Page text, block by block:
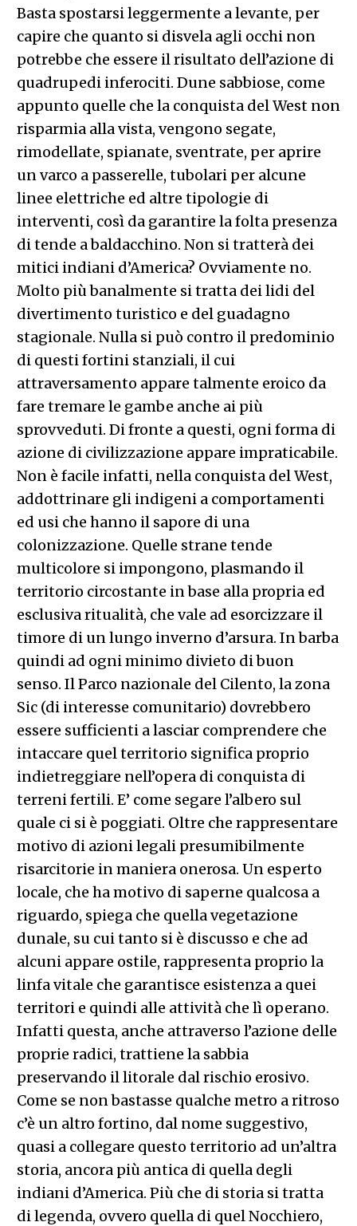
Basta spostarsi leggermente a levante, per
capire che quanto si disvela agli occhi non
potrebbe che essere il risultato dell’azione di
quadrupedi inferociti. Dune sabbiose, come
appunto quelle che la conquista del West non
risparmia alla vista, vengono segate,
rimodellate, spianate, sventrate, per aprire
un varco a passerelle, tubolari per alcune
linee elettriche ed altre tipologie di
interventi, così da garantire la folta presenza
di tende a baldacchino. Non si tratterà dei
mitici indiani d’America? Ovviamente no.
Molto più banalmente si tratta dei lidi del
divertimento turistico e del guadagno
stagionale. Nulla si può contro il predominio
di questi fortini stanziali, il cui
attraversamento appare talmente eroico da
fare tremare le gambe anche ai più
sprovveduti. Di fronte a questi, ogni forma di
azione di civilizzazione appare impraticabile.
Non è facile infatti, nella conquista del West,
addottrinare gli indigeni a comportamenti
ed usi che hanno il sapore di una
colonizzazione. Quelle strane tende
multicolore si impongono, plasmando il
territorio circostante in base alla propria ed
esclusiva ritualità, che vale ad esorcizzare il
timore di un lungo inverno d’arsura. In barba
quindi ad ogni minimo divieto di buon
senso. Il Parco nazionale del Cilento, la zona
Sic (di interesse comunitario) dovrebbero
essere sufficienti a lasciar comprendere che
intaccare quel territorio significa proprio
indietreggiare nell’opera di conquista di
terreni fertili. E’ come segare l’albero sul
quale ci si è poggiati. Oltre che rappresentare
motivo di azioni legali presumibilmente
risarcitorie in maniera onerosa. Un esperto
locale, che ha motivo di saperne qualcosa a
riguardo, spiega che quella vegetazione
dunale, su cui tanto si è discusso e che ad
alcuni appare ostile, rappresenta proprio la
linfa vitale che garantisce esistenza a quei
territori e quindi alle attività che lì operano.
Infatti questa, anche attraverso l’azione delle
proprie radici, trattiene la sabbia
preservando il litorale dal rischio erosivo.
Come se non bastasse qualche metro a ritroso
c’è un altro fortino, dal nome suggestivo,
quasi a collegare questo territorio ad un’altra
storia, ancora più antica di quella degli
indiani d’America. Più che di storia si tratta
di legenda, ovvero quella di quel Nocchiero,